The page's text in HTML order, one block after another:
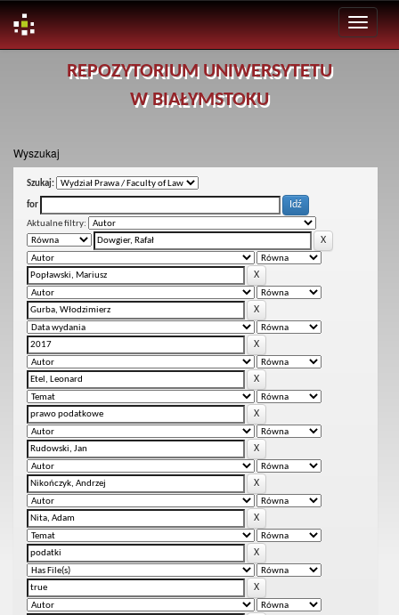
REPOZYTORIUM UNIWERSYTETU
W BIAŁYMSTOKU
Wyszukaj
Szukaj:
for
Aktualne filtry: